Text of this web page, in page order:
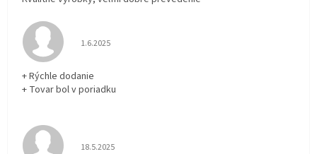
Hodnotenie obchodu je 5 z 5 hviezdičiek.
1.6.2025
+ Rýchle dodanie
+ Tovar bol v poriadku
Hodnotenie obchodu je 5 z 5 hviezdičiek.
18.5.2025